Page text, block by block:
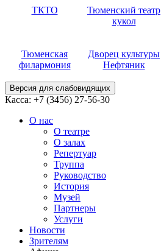
ТКТО
Тюменский театр
кукол
Тюменская
филармония
Дворец культуры
Нефтяник
Версия для слабовидящих
Касса: +7 (3456) 27-56-30
О нас
О театре
О залах
Репертуар
Труппа
Руководство
История
Музей
Партнеры
Услуги
Новости
Зрителям